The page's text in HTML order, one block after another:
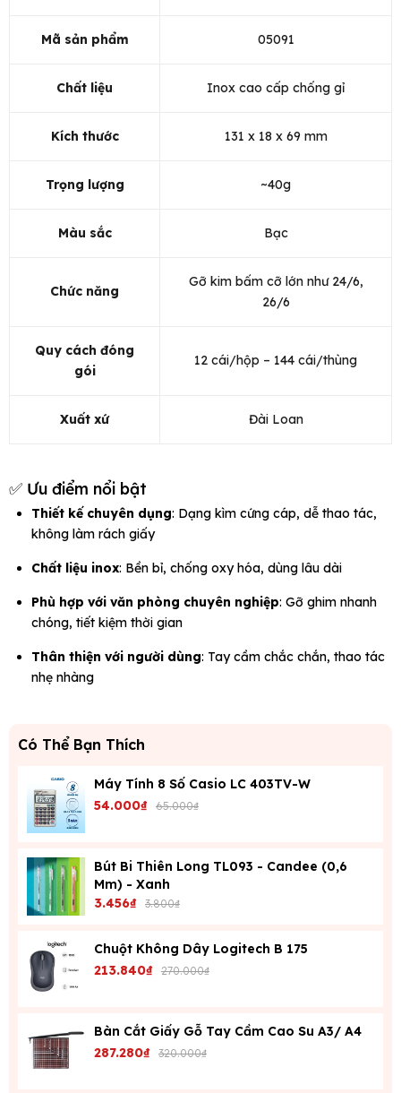
Mã sản phẩm 05091
Chất liệu Inox cao cấp chống gỉ
Kích thước 131 x 18 x 69 mm
Trọng lượng ~40g
Màu sắc Bạc
Chức năng
Gỡ kim bấm cỡ lớn như 24/6,
26/6
Quy cách đóng
gói
12 cái/hộp – 144 cái/thùng
Xuất xứ Đài Loan
✅ Ưu điểm nổi bật
Thiết kế chuyên dụng: Dạng kìm cứng cáp, dễ thao tác,
không làm rách giấy
Chất liệu inox: Bền bỉ, chống oxy hóa, dùng lâu dài
Phù hợp với văn phòng chuyên nghiệp: Gỡ ghim nhanh
chóng, tiết kiệm thời gian
Thân thiện với người dùng: Tay cầm chắc chắn, thao tác
nhẹ nhàng
Có Thể Bạn Thích
Máy Tính 8 Số Casio LC 403TV-W
54.000₫ 65.000₫
Bút Bi Thiên Long TL093 - Candee (0,6
Mm) - Xanh
3.456₫ 3.800₫
Chuột Không Dây Logitech B 175
213.840₫ 270.000₫
Bàn Cắt Giấy Gỗ Tay Cầm Cao Su A3/ A4
287.280₫ 320.000₫